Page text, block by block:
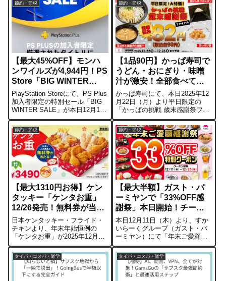
かります。さらに現在はホリデ
ーセール中で、クーポンを使え
ば表示価格からさらに割引が
可...
「大判から揚げ定食」などが最
大150円引きとなり、税込770円
から楽しめるお得な機会です。
📌 価格・...
節約・節税
【最大45%OFF】モンハ
ンワイルズが4,944円！PS
Store「BIG WINTER
SALE」開催【PS Plus限
定】
PlayStation Storeにて、PS Plus
加入者限定の特別セール「BIG
WINTER SALE」が本日12月19
日（金）より開始されました。
期間は12月21日（日）までの3日
間限定。話題の『モンスターハ
ンターワイルズ』や『ドラ...
節約・節税
【1品90円】かっぱ寿司で
うどん・おにぎり・味噌
汁が激安！全部食べても
360円の「歳末感謝祭」
かっぱ寿司にて、本日2025年12
月22日（月）より平日限定の
「かっぱの挑戦 歳末感謝祭ファ
イナル」が開催されています。
期間中は、うどんや味噌汁など
のサイドメニュー4品が、一律税
込90円（税抜82円）で提供され
ます。すべて注文しても合計
36...
節約・節税
【最大1310円お得】ケン
タッキー「ケンタお重」
12/26発売！無料券が当た
るおみくじ付
日本ケンタッキー・フライド・
チキンより、年末年始恒例の
「ケンタお重」が2025年12月26
日（金）から数量限定で発売さ
れます。定番のオリジナルチキ
ンや限定メニューを詰め合わせ
たセットで、単品合計価格と比
較して最大1,310円もおトクにな
節約・節税
【最大半額】ガスト・バ
ーミヤンで「33%OFF感
謝祭」本日開始！チーズ
INハンバーグが400円台
本日12月11日（木）より、すか
いらーくグループ（ガスト・バ
ーミヤン）にて「年末ご愛顧感
謝祭」がスタートしました。人
気メニューが軒並み33%OFFに
なるほか、キッズ・アルコール
メニューは半額クーポンも配布
中。物価高の年末における救世
タイパ・コスパ・雑学 タイパ・コスパ・雑学